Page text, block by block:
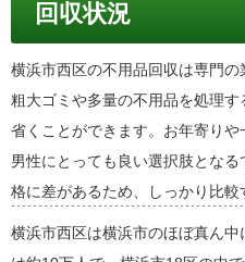
回収状況
横浜市西区の不用品回収は専門
粗大ゴミや多量の不用品を処理
省くことができます。お年寄り
男性にとっても良い選択肢とな
格に差があるため、しっかり比較
横浜市西区は横浜市のほぼ真ん